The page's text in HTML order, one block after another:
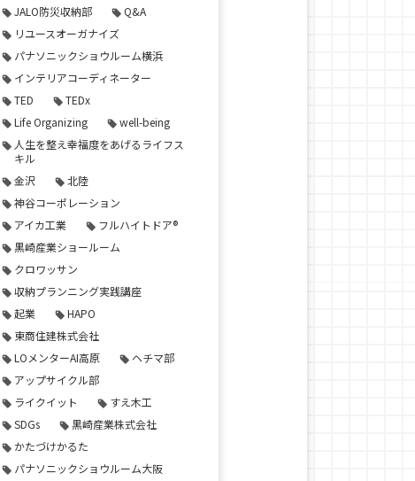
JALO防災収納部
Q&A
リユースオーガナイズ
パナソニックショウルーム横浜
インテリアコーディネーター
TED
TEDx
Life Organizing
well-being
人生を整え幸福度をあげるライフス
キル
金沢
北陸
神谷コーポレーション
アイカ工業
フルハイトドア®
黒崎産業ショールーム
クロワッサン
収納プランニング実践講座
起業
HAPO
東商住建株式会社
LOメンターAI高原
ヘチマ部
アップサイクル部
ライクイット
すえ木工
SDGs
黒崎産業株式会社
かたづけかるた
パナソニックショウルーム大阪